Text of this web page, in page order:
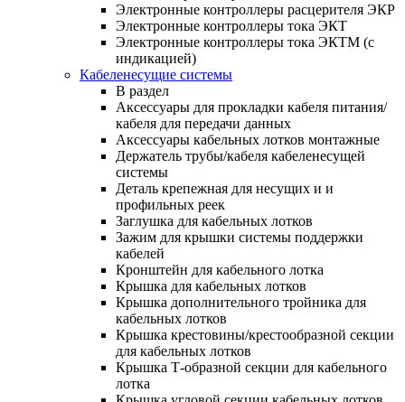
Электронные контроллеры расцерителя ЭКР
Электронные контроллеры тока ЭКТ
Электронные контроллеры тока ЭКТМ (с
индикацией)
Кабеленесущие системы
В раздел
Аксессуары для прокладки кабеля питания/
кабеля для передачи данных
Аксессуары кабельных лотков монтажные
Держатель трубы/кабеля кабеленесущей
системы
Деталь крепежная для несущих и и
профильных реек
Заглушка для кабельных лотков
Зажим для крышки системы поддержки
кабелей
Кронштейн для кабельного лотка
Крышка для кабельных лотков
Крышка дополнительного тройника для
кабельных лотков
Крышка крестовины/крестообразной секции
для кабельных лотков
Крышка Т-образной секции для кабельного
лотка